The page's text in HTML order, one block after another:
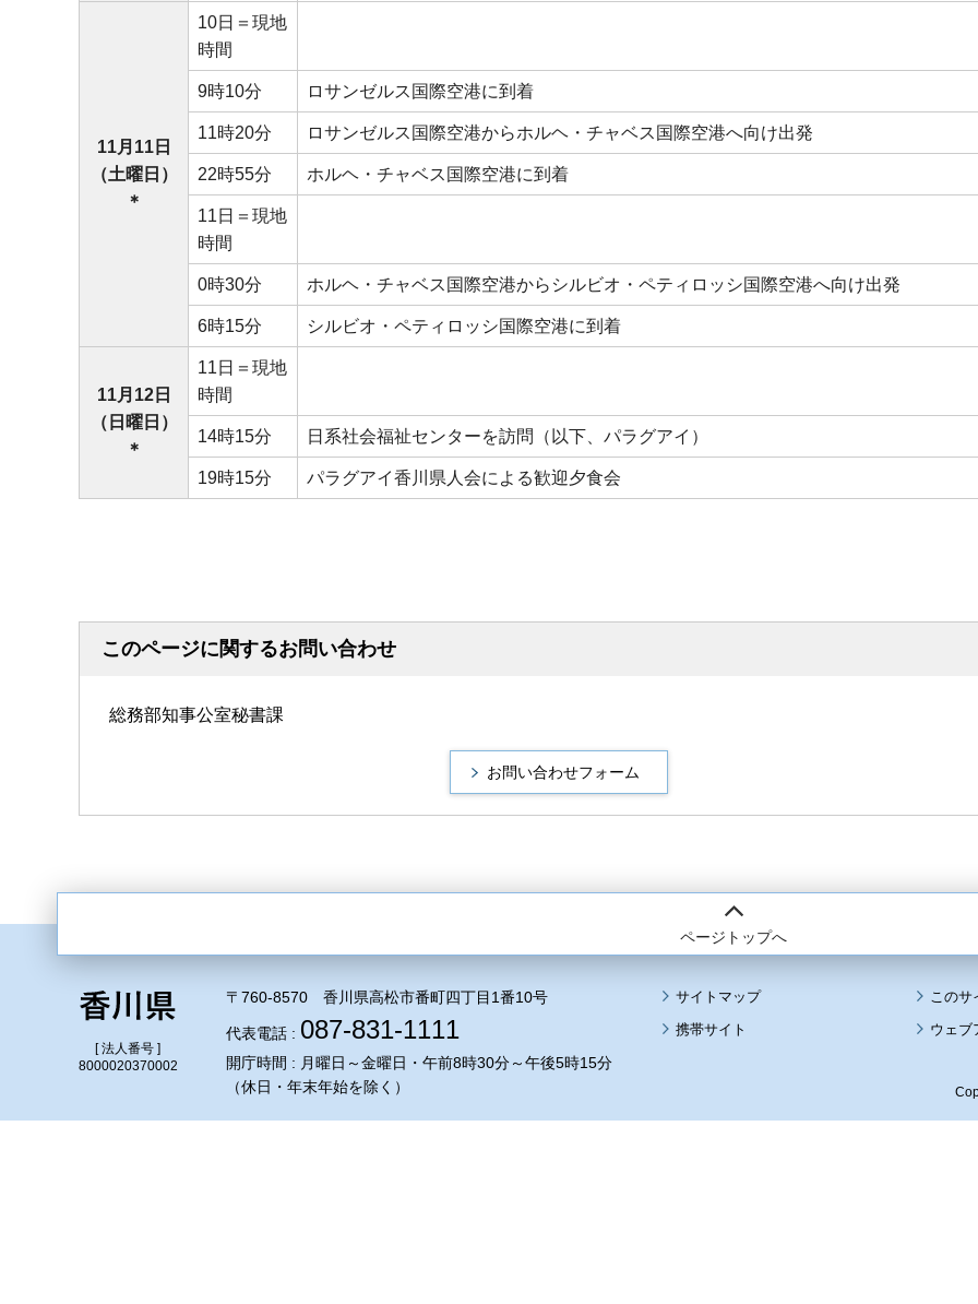
11月11日
（土曜日）
＊
10日＝現地
時間
9時10分 ロサンゼルス国際空港に到着
11時20分 ロサンゼルス国際空港からホルヘ・チャベス国際空港へ向け出発
22時55分 ホルヘ・チャベス国際空港に到着
11日＝現地
時間
0時30分 ホルヘ・チャベス国際空港からシルビオ・ペティロッシ国際空港へ向け出発
6時15分 シルビオ・ペティロッシ国際空港に到着
11月12日
（日曜日）
＊
11日＝現地
時間
14時15分 日系社会福祉センターを訪問（以下、パラグアイ）
19時15分 パラグアイ香川県人会による歓迎夕食会
このページに関するお問い合わせ
総務部知事公室秘書課
ページトップへ
[ 法人番号 ]
8000020370002
〒760-8570 香川県高松市番町四丁目1番10号
代表電話 : 087-831-1111
開庁時間 : 月曜日～金曜日・午前8時30分～午後5時15分
（休日・年末年始を除く）
サイトマップ
このサ
携帯サイト
ウェブ